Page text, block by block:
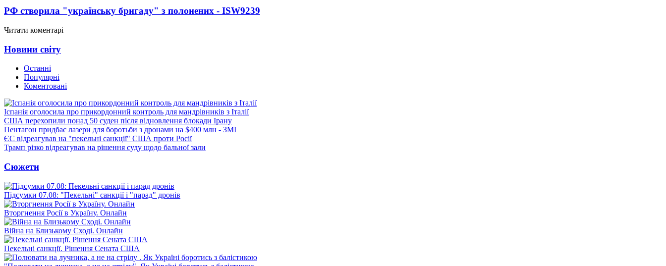
РФ створила "українську бригаду" з полонених - ISW9239
Читати коментарі
Новини світу
Останні
Популярні
Коментовані
Іспанія оголосила про прикордонний контроль для мандрівників з Італії
США перехопили понад 50 суден після відновлення блокади Ірану
Пентагон придбає лазери для боротьби з дронами на $400 млн - ЗМІ
ЄС відреагував на "пекельні санкції" США проти Росії
Трамп різко відреагував на рішення суду щодо бальної зали
Сюжети
Підсумки 07.08: "Пекельні" санкції і "парад" дронів
Вторгнення Росії в Україну. Онлайн
Війна на Близькому Сході. Онлайн
Пекельні санкції. Рішення Сената США